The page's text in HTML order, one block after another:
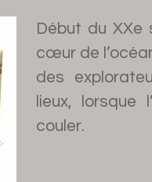
Début du XXe
cœur de
des
lieux, lorsque
couler.